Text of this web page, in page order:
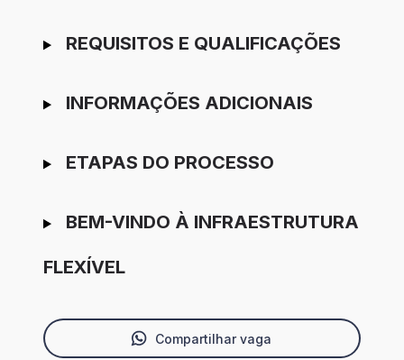
REQUISITOS E QUALIFICAÇÕES
INFORMAÇÕES ADICIONAIS
ETAPAS DO PROCESSO
BEM-VINDO À INFRAESTRUTURA
FLEXÍVEL
Compartilhar vaga